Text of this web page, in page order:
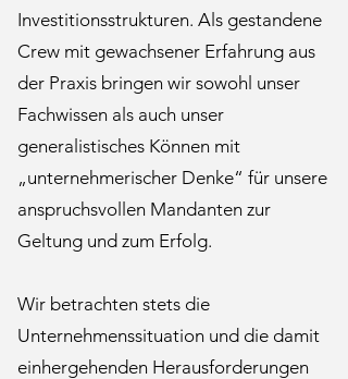
Investitionsstrukturen. Als gestandene
Crew mit gewachsener Erfahrung aus
der Praxis bringen wir sowohl unser
Fachwissen als auch unser
generalistisches Können mit
„unternehmerischer Denke“ für unsere
anspruchsvollen Mandanten zur
Geltung und zum Erfolg.​
Wir betrachten stets die
Unternehmenssituation und die damit
einhergehenden Herausforderungen